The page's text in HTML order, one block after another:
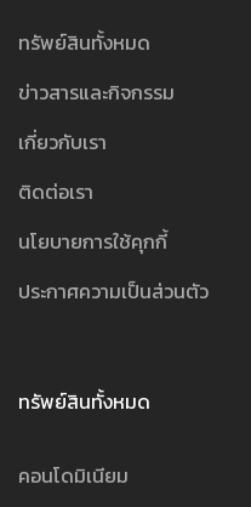
ทรัพย์สินทั้งหมด
ข่าวสารและกิจกรรม
เกี่ยวกับเรา
ติดต่อเรา
นโยบายการใช้คุกกี้
ประกาศความเป็นส่วนตัว
ทรัพย์สินทั้งหมด
คอนโดมิเนียม